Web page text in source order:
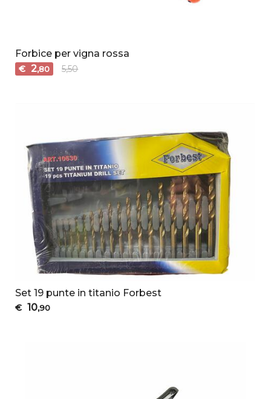
Forbice per vigna rossa
€ 2,80 5,50
Set 19 punte in titanio Forbest
€ 10,90